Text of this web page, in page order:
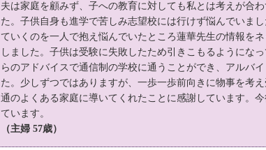
夫は家庭を顧みず、子への教育に対しても私とは考えが合
た。子供自身も進学で苦しみ志望校には行けず悩んでいま
ていくのを一人で抱え悩んでいたところ蓮華先生の情報を
しました。子供は受験に失敗したため引きこもるようにな
らのアドバイスで通信制の学校に通うことができ、アルバ
た。少しずつではありますが、一歩一歩前向きに物事を考
通のよくある家庭に導いてくれたことに感謝しています。
ています。
（主婦 57歳）